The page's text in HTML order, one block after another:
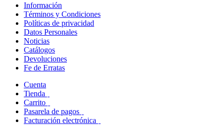
Información
Términos y Condiciones
Políticas de privacidad
Datos Personales
Noticias
Catálogos
Devoluciones
Fe de Erratas
Cuenta
Tienda
Carrito
Pasarela de pagos
Facturación electrónica